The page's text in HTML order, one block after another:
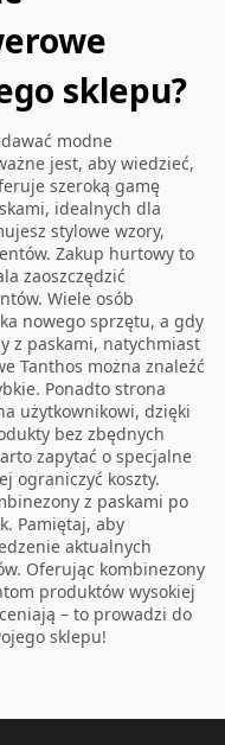
sklepu?
modne
jest, aby wiedzieć,
szeroką gamę
idealnych dla
stylowe wzory,
Zakup hurtowy to
zaoszczędzić
Wiele osób
nowego sprzętu, a gdy
z paskami, natychmiast
Tanthos można znaleźć
Ponadto strona
użytkownikowi, dzięki
bez zbędnych
zapytać o specjalne
ograniczyć koszty.
z paskami po
Pamiętaj, aby
aktualnych
Oferując kombinezony
produktów wysokiej
– to prowadzi do
sklepu!